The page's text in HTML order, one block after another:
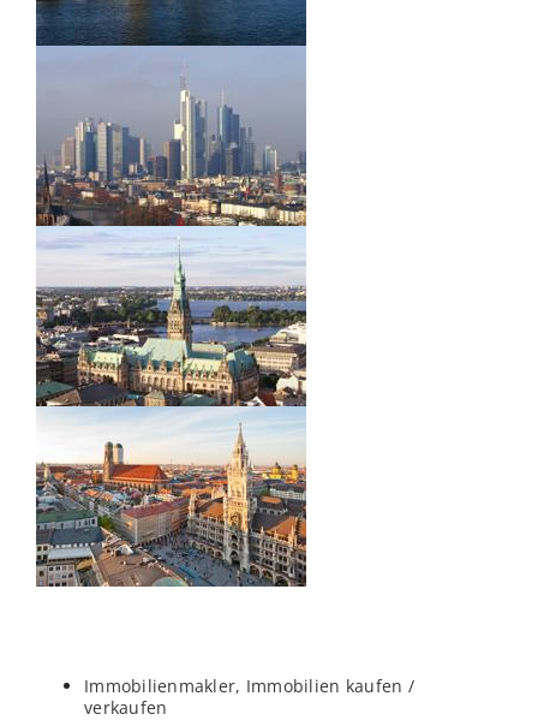
Immobilienmakler, Immobilien kaufen /
verkaufen